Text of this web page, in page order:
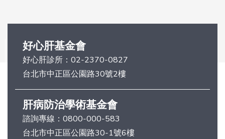
好心肝基金會
好心肝診所： 02-2370-0827
台北市中正區公園路30號2樓
肝病防治學術基金會
諮詢專線： 0800-000-583
台北市中正區公園路30-1號6樓